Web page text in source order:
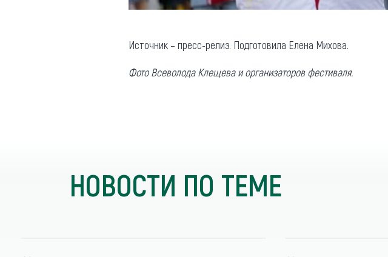
Источник – пресс-релиз. Подготовила Елена Михова.
Фото Всеволода Клещева и организаторов фестиваля.
НОВОСТИ ПО ТЕМЕ